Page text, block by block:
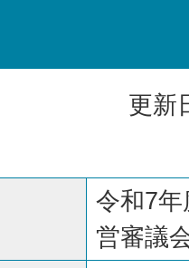
更新
令和7
営審議